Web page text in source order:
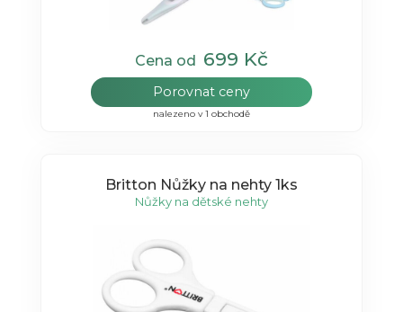
Cena od 699 Kč
Porovnat ceny
nalezeno v 1 obchodě
Britton Nůžky na nehty 1ks
Nůžky na dětské nehty